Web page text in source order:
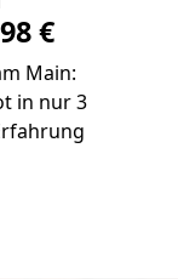
€
Main:
in nur 3